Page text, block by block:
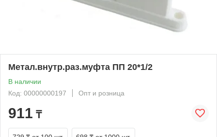
Метал.внутр.раз.муфта ПП 20*1/2
В наличии
Код: 00000000197
Опт и розница
911 ₸